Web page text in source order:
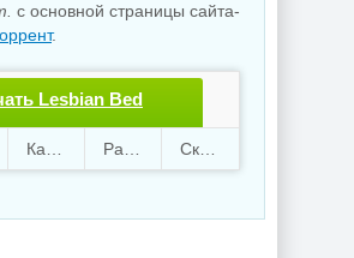
с основной страницы сайта-
.
Lesbian Bed
- Born To Die On
81 82 112.79 Mb